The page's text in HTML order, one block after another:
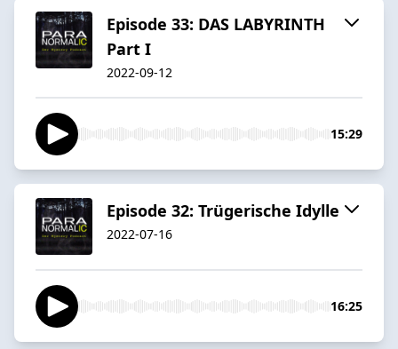
Episode 33: DAS LABYRINTH
Part I
2022-09-12
15:29
Episode 32: Trügerische Idylle
2022-07-16
16:25